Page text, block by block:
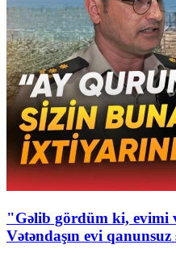
"Gəlib gördüm ki, evimi
Vətəndaşın evi